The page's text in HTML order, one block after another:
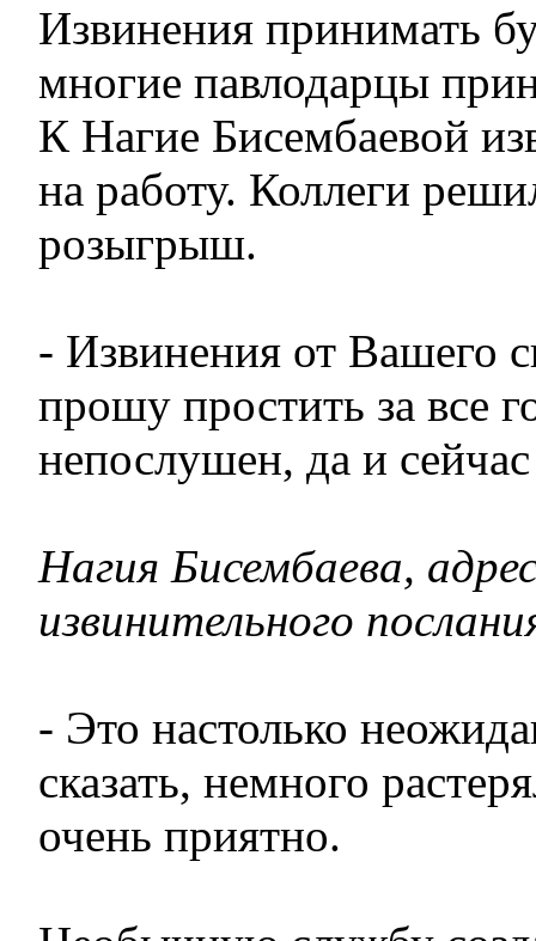
Извинения принимать
многие павлодарцы
К Нагие Бисембаевой
на работу. Коллеги
розыгрыш.
- Извинения от Вашего
прошу простить за все
непослушен, да и
Нагия Бисембаева,
извинительного
- Это настолько
сказать, немного
очень приятно.